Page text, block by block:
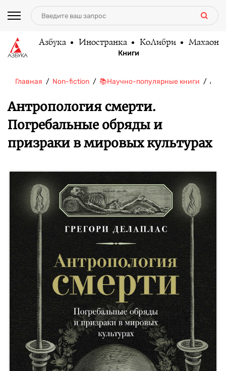
Азбука Иностранка КоЛибри Махаон
Книги
Главная Non-fiction 📚Научно-популярные книги
Антропология смерти.
Погребальные обряды и
призраки в мировых культурах